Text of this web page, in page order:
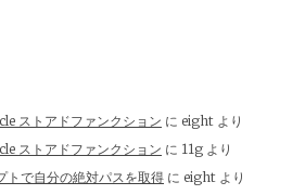
ストアドファンクション に eight より
ストアドファンクション に 11g より
トで自分の絶対パスを取得 に eight より